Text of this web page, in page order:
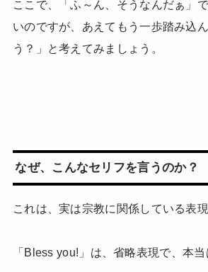
ここで、「ふ～ん、そうなんだぁ」
いのですが、あえてもう一歩踏み込
う？」と考えてみましょう。
なぜ、こんなセリフを言うのか？
これは、実は宗教に関係している表現
「Bless you!」は、省略表現で、本当